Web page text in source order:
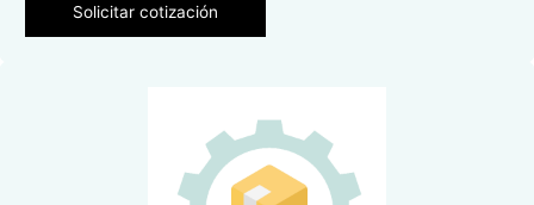
Solicitar cotización